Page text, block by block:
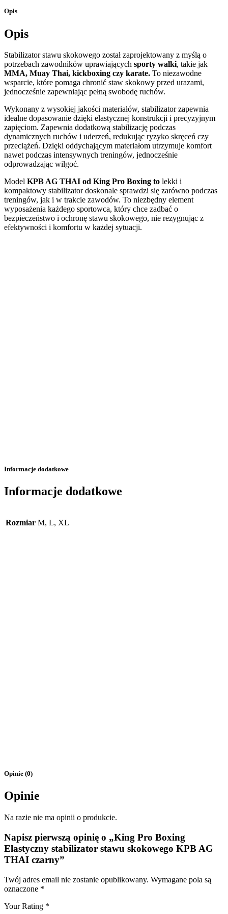
Opis
Opis
Stabilizator stawu skokowego został zaprojektowany z myślą o
potrzebach zawodników uprawiających sporty walki, takie jak
MMA, Muay Thai, kickboxing czy karate. To niezawodne
wsparcie, które pomaga chronić staw skokowy przed urazami,
jednocześnie zapewniając pełną swobodę ruchów.
Wykonany z wysokiej jakości materiałów, stabilizator zapewnia
idealne dopasowanie dzięki elastycznej konstrukcji i precyzyjnym
zapięciom. Zapewnia dodatkową stabilizację podczas
dynamicznych ruchów i uderzeń, redukując ryzyko skręceń czy
przeciążeń. Dzięki oddychającym materiałom utrzymuje komfort
nawet podczas intensywnych treningów, jednocześnie
odprowadzając wilgoć.
Model KPB AG THAI od King Pro Boxing to lekki i
kompaktowy stabilizator doskonale sprawdzi się zarówno podczas
treningów, jak i w trakcie zawodów. To niezbędny element
wyposażenia każdego sportowca, który chce zadbać o
bezpieczeństwo i ochronę stawu skokowego, nie rezygnując z
efektywności i komfortu w każdej sytuacji.
Informacje dodatkowe
Informacje dodatkowe
Rozmiar M, L, XL
Opinie (0)
Opinie
Na razie nie ma opinii o produkcie.
Napisz pierwszą opinię o „King Pro Boxing
Elastyczny stabilizator stawu skokowego KPB AG
THAI czarny”
Twój adres email nie zostanie opublikowany. Wymagane pola są
oznaczone *
Your Rating *